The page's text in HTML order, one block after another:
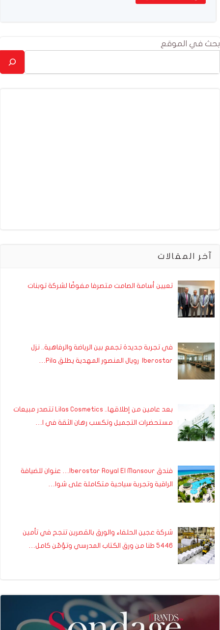
بحث في الموقع
آخر المقالات
تعيين أسامة الصامت متصرفا مفوضًا لشركة توبنات
في تجربة جديدة تجمع بين الرياضة والرفاهية.. نزل
Iberostar رويال المنصور المهدية يطلق Pila…
بعد عامين من إطلاقها.. Lilas Cosmetics تتصدر مبيعات
مستحضرات التجميل وتكسب رهان الثقة في ا…
فندق Iberostar Royal El Mansour… عنوان للضيافة
الراقية وتجربة سياحية متكاملة على شوا…
شركة عجين الحلفاء والورق بالقصرين تنجح في تأمين
5446 طنا من ورق الكتاب المدرسي وتؤمّن كامل…